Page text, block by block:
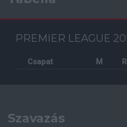
PREMIER LEAGUE
Csapat M
Szavazás